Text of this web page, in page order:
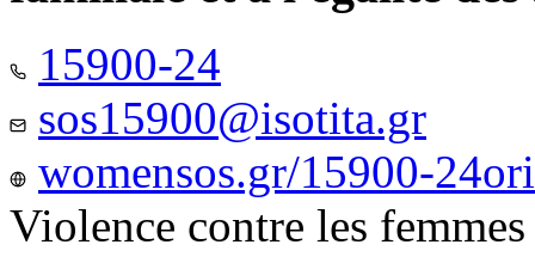
15900-24
sos15900@isotita.gr
womensos.gr/15900-
Violence contre les femmes